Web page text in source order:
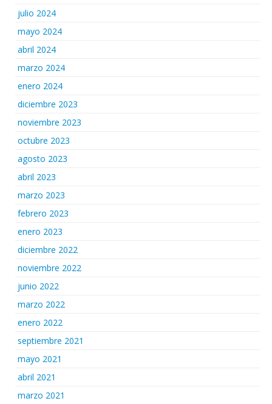
julio 2024
mayo 2024
abril 2024
marzo 2024
enero 2024
diciembre 2023
noviembre 2023
octubre 2023
agosto 2023
abril 2023
marzo 2023
febrero 2023
enero 2023
diciembre 2022
noviembre 2022
junio 2022
marzo 2022
enero 2022
septiembre 2021
mayo 2021
abril 2021
marzo 2021